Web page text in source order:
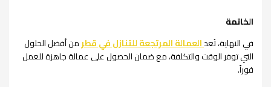
الخاتمة
في النهاية، تُعدالعمالة المرتجعة للتنازل في قطرمن أفضل الحلول
التي توفر الوقت والتكلفة، مع ضمان الحصول على عمالة جاهزة للعمل
فوراً.